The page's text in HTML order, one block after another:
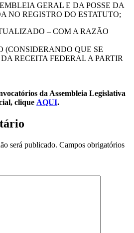
GERAL E DA POSSE DA
NO REGISTRO DO ESTATUTO;
– COM A RAZÃO
(CONSIDERANDO QUE SE
RECEITA FEDERAL A PARTIR
da Assembleia Legislativa
clique AQUI.
será publicado. Campos obrigatórios